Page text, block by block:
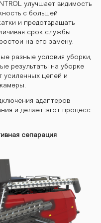
улучшает видимость
с большей
и предотвращать
срок службы
на его замену.
разные условия уборки,
результаты на уборке
усиленных цепей и
адаптеров
и делает этот процесс
сепарация